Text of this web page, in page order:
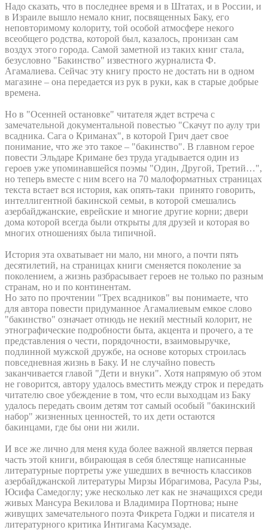
Надо сказать, что в последнее время и в Штатах, и в России, и
в Израиле вышло немало книг, посвященных Баку, его
неповторимому колориту, той особой атмосфере некого
всеобщего родства, которой был, казалось, пронизан сам
воздух этого города. Самой заметной из таких книг стала,
безусловно "Бакинство" известного журналиста Ф.
Агамалиева. Сейчас эту книгу просто не достать ни в одном
магазине – она передается из рук в руки, как в старые добрые
времена.
Но в "Осенней остановке" читателя ждет встреча с
замечательной документальной повестью "Скачут по аулу три
всадника. Сага о Криманах", в которой Грич дает свое
понимание, что же это такое – "бакинство". В главном герое
повести Эльдаре Кримане без труда угадывается один из
героев уже упоминавшейся поэмы "Один, Другой, Третий…",
но теперь вместе с ним всего на 70 малоформатных страницах
текста встает вся история, как опять-таки принято говорить,
интеллигентной бакинской семьи, в которой смешались
азербайджанские, еврейские и многие другие корни; двери
дома которой всегда были открыты для друзей и которая во
многих отношениях была типичной.
История эта охватывает ни мало, ни много, а почти пять
десятилетий, на страницах книги сменяется поколение за
поколением, а жизнь разбрасывает героев не только по разным
странам, но и по континентам.
Но зато по прочтении "Трех всадников" вы понимаете, что
для автора повести придуманное Агамалиевым емкое слово
"бакинство" означает отнюдь не некий местный колорит, не
этнографические подробности быта, акцента и прочего, а те
представления о чести, порядочности, взаимовыручке,
подлинной мужской дружбе, на основе которых строилась
повседневная жизнь в Баку. И не случайно повесть
заканчивается главой "Дети и внуки". Хотя напрямую об этом
не говорится, автору удалось вместить между строк и передать
читателю свое убеждение в том, что если выходцам из Баку
удалось передать своим детям тот самый особый "бакинский
набор" жизненных ценностей, то их дети остаются
бакинцами, где бы они ни жили.
И все же лично для меня куда более важной является первая
часть этой книги, вбирающая в себя блестяще написанные
литературные портреты уже ушедших в вечность классиков
азербайджанской литературы Мирзы Ибрагимова, Расула Рзы,
Юсифа Самедоглу; уже несколько лет как не значащихся среди
живых Мансура Векилова и Владимира Портнова; ныне
живущих замечательного поэта Фикрета Годжи и писателя и
литературного критика Интигама Касумзаде.